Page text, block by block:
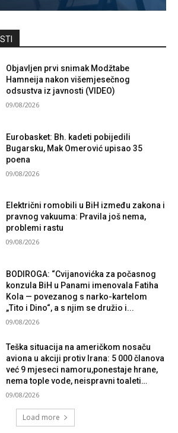
Objavljen prvi snimak Modžtabe
Hamneija nakon višemjesečnog
odsustva iz javnosti (VIDEO)
09/08/2026
Eurobasket: Bh. kadeti pobijedili
Bugarsku, Mak Omerović upisao 35
poena
09/08/2026
Električni romobili u BiH između zakona i
pravnog vakuuma: Pravila još nema,
problemi rastu
09/08/2026
BODIROGA: “Cvijanovićka za počasnog
konzula BiH u Panami imenovala Fatiha
Kola — povezanog s narko-kartelom
„Tito i Dino“, a s njim se družio i...
09/08/2026
Teška situacija na američkom nosaču
aviona u akciji protiv Irana: 5 000 članova
već 9 mjeseci namoru,ponestaje hrane,
nema tople vode, neispravni toaleti…
09/08/2026
Load more